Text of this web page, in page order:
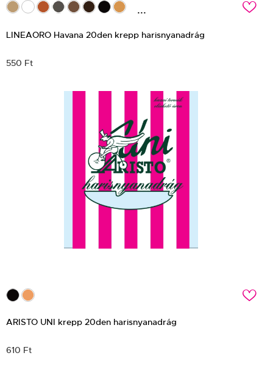
... c
LINEAORO Havana 20den krepp harisnyanadrág
550 Ft
c
ARISTO UNI krepp 20den harisnyanadrág
610 Ft